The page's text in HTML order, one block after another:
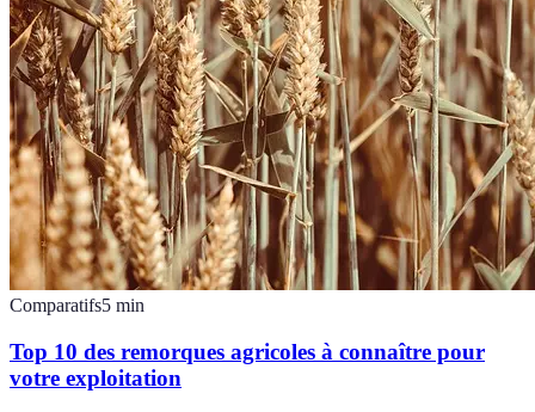
Comparatifs5 min
Top 10 des remorques agricoles à connaître pour
votre exploitation